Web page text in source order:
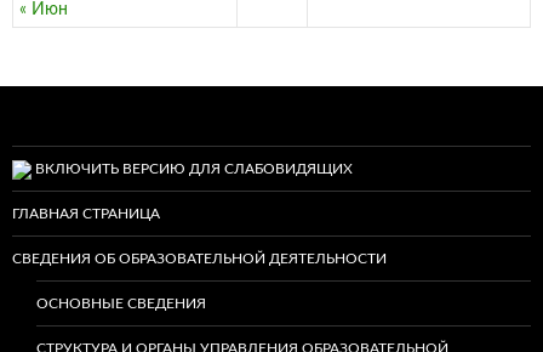
« Июн
ВКЛЮЧИТЬ ВЕРСИЮ ДЛЯ СЛАБОВИДЯЩИХ
ГЛАВНАЯ СТРАНИЦА
СВЕДЕНИЯ ОБ ОБРАЗОВАТЕЛЬНОЙ ДЕЯТЕЛЬНОСТИ
ОСНОВНЫЕ СВЕДЕНИЯ
СТРУКТУРА И ОРГАНЫ УПРАВЛЕНИЯ ОБРАЗОВАТЕЛЬНОЙ